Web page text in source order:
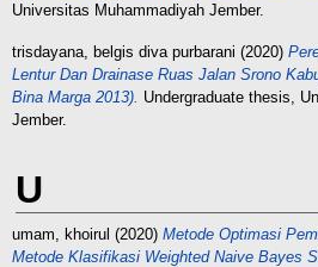
Universitas Muhammadiyah Jember.
trisdayana, belgis diva purbarani (2020)
Lentur Dan Drainase Ruas Jalan Srono
Bina Marga 2013). Undergraduate thesis,
Jember.
U
umam, khoirul (2020) Metode Optimasi
Metode Klasifikasi Weighted Naive Bayes